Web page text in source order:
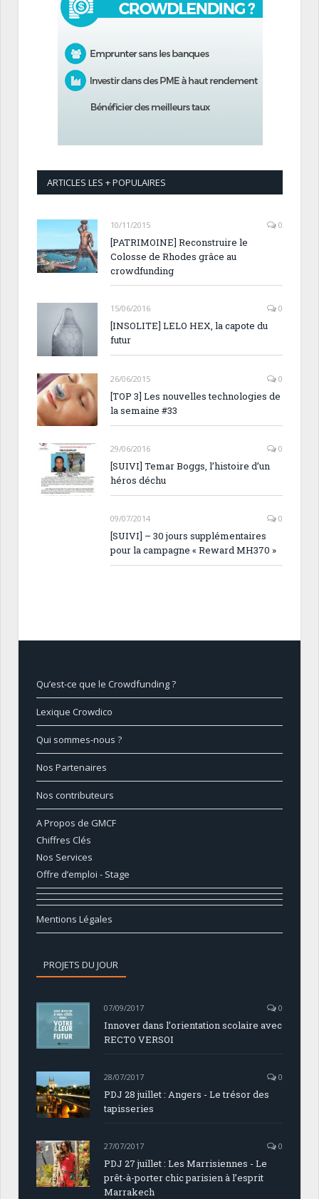
ARTICLES LES + POPULAIRES
10/11/2015 0
[PATRIMOINE] Reconstruire le
Colosse de Rhodes grâce au
crowdfunding
15/06/2016 0
[INSOLITE] LELO HEX, la capote du
futur
26/06/2015 0
[TOP 3] Les nouvelles technologies de
la semaine #33
29/06/2016 0
[SUIVI] Temar Boggs, l’histoire d’un
héros déchu
09/07/2014 0
[SUIVI] – 30 jours supplémentaires
pour la campagne « Reward MH370 »
Qu’est-ce que le Crowdfunding ?
Lexique Crowdico
Qui sommes-nous ?
Nos Partenaires
Nos contributeurs
A Propos de GMCF
Chiffres Clés
Nos Services
Offre d’emploi - Stage
Mentions Légales
PROJETS DU JOUR
07/09/2017 0
Innover dans l’orientation scolaire avec
RECTO VERSOI
28/07/2017 0
PDJ 28 juillet : Angers - Le trésor des
tapisseries
27/07/2017 0
PDJ 27 juillet : Les Marrisiennes - Le
prêt-à-porter chic parisien à l’esprit
Marrakech